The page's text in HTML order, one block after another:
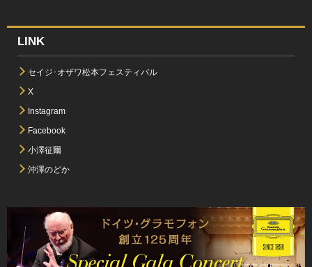
LINK
セイジ･オザワ松本フェスティバル
X
Instagram
Facebook
小澤征爾
沖澤のどか